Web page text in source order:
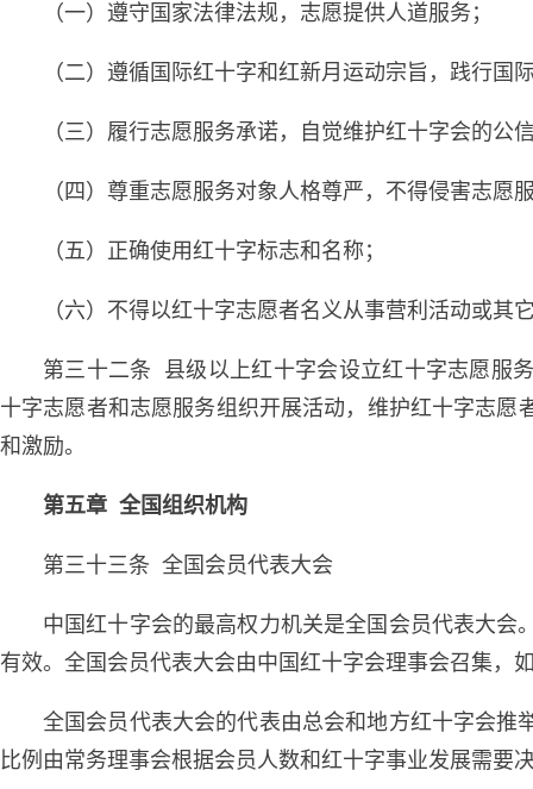
（一）遵守国家法律法规，志愿提供人道服务；
（二）遵循国际红十字和红新月运动宗旨，践行国
（三）履行志愿服务承诺，自觉维护红十字会的公
（四）尊重志愿服务对象人格尊严，不得侵害志愿
（五）正确使用红十字标志和名称；
（六）不得以红十字志愿者名义从事营利活动或
第三十二条 县级以上红十字会设立红十字志愿服
十字志愿者和志愿服务组织开展活动，维护红十字志
和激励。
第五章 全国组织机构
第三十三条 全国会员代表大会
中国红十字会的最高权力机关是全国会员代表大
有效。全国会员代表大会由中国红十字会理事会召集，
全国会员代表大会的代表由总会和地方红十字会
比例由常务理事会根据会员人数和红十字事业发展需要